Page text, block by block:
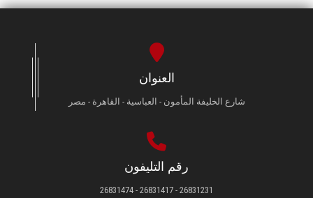
العنوان
شارع الخليفة المأمون - العباسية - القاهرة - مصر
رقم التليفون
26831231 - 26831417 - 26831474